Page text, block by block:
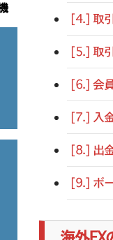
[4.] 取
[5.] 取
[6.] 会
[7.] 入
[8.] 出
[9.] ボ